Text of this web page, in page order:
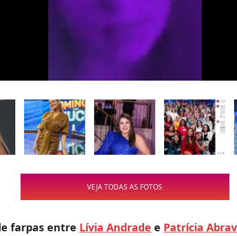
VEJA TODAS AS FOTOS
farpas entre Lívia Andrade e Patrícia